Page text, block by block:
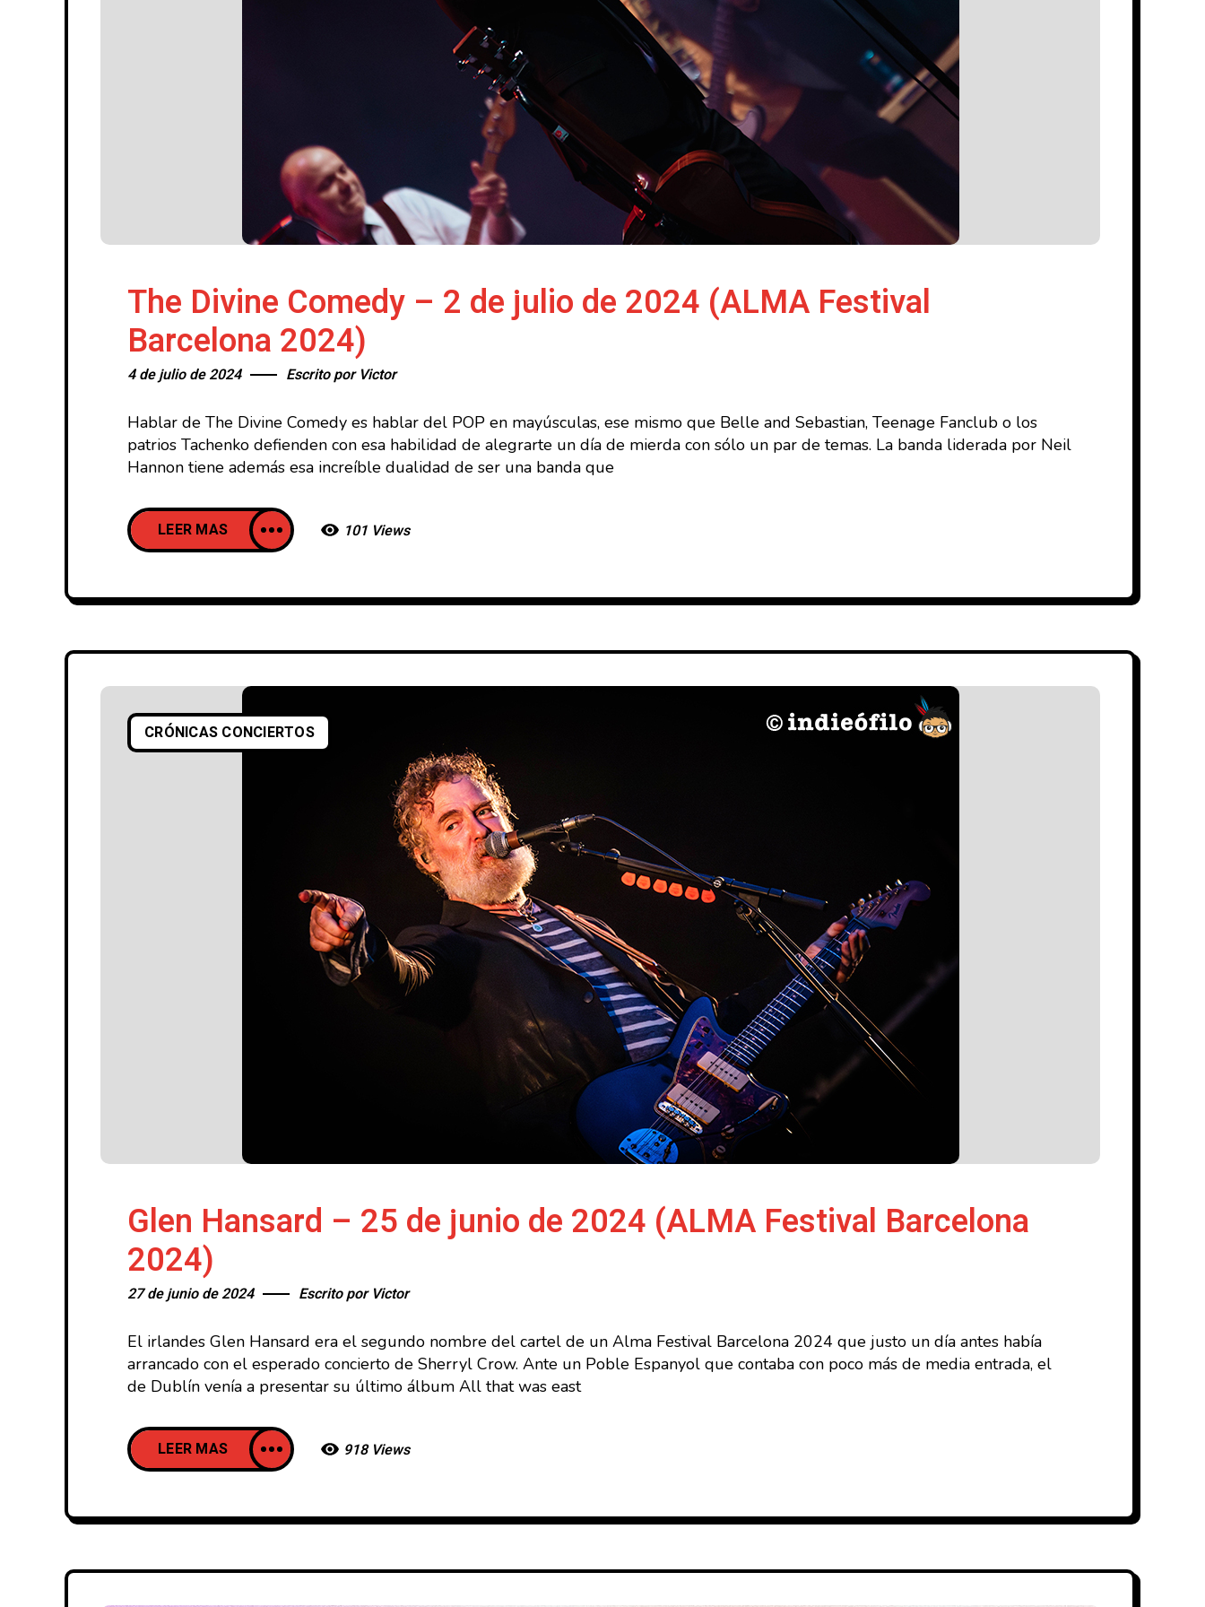
The Divine Comedy – 2 de julio de 2024 (ALMA Festival
Barcelona 2024)
4 de julio de 2024 Escrito por Victor
Hablar de The Divine Comedy es hablar del POP en mayúsculas, ese mismo que Belle and Sebastian, Teenage Fanclub o los
patrios Tachenko defienden con esa habilidad de alegrarte un día de mierda con sólo un par de temas. La banda liderada por Neil
Hannon tiene además esa increíble dualidad de ser una banda que
LEER MAS 101 Views
CRÓNICAS CONCIERTOS
Glen Hansard – 25 de junio de 2024 (ALMA Festival Barcelona
2024)
27 de junio de 2024 Escrito por Victor
El irlandes Glen Hansard era el segundo nombre del cartel de un Alma Festival Barcelona 2024 que justo un día antes había
arrancado con el esperado concierto de Sherryl Crow. Ante un Poble Espanyol que contaba con poco más de media entrada, el
de Dublín venía a presentar su último álbum All that was east
LEER MAS 918 Views